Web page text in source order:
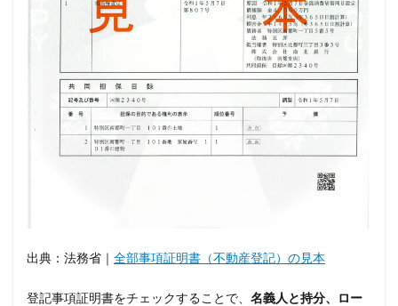
出典：法務省｜ 全部事項証明書（不動産登記）の見本
登記事項証明書をチェックすることで、 名義人と持分、ロー